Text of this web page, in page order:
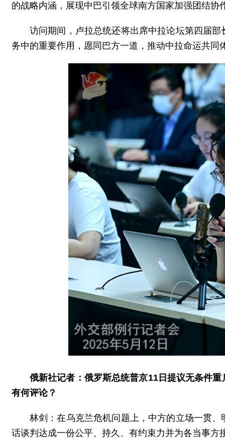
的战略内涵，展现中巴引领全球南方国家加强团结
访问期间，卢拉总统还将出席中拉论坛第四届
务中的重要作用，愿同巴方一道，推动中拉命运共同
俄新社记者：俄罗斯总统普京11日提议无条件
有何评论？
林剑：在乌克兰危机问题上，中方的立场一贯
话谈判达成一份公平、持久、有约束力并为各当事